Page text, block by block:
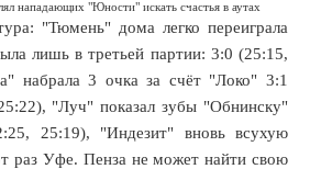
нападающих "Юности" искать счастья в аутах
"Тюмень" дома легко переиграла
лишь в третьей партии: 3:0 (25:15,
набрала 3 очка за счёт "Локо" 3:1
"Луч" показал зубы "Обнинску"
25:19), "Индезит" вновь всухую
раз Уфе. Пенза не может найти свою